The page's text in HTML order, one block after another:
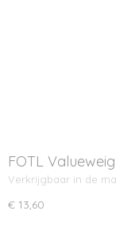
FOTL
Verkrijgbaar in de
€ 13,60